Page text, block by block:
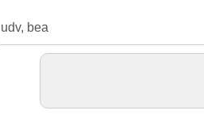
udv, bea